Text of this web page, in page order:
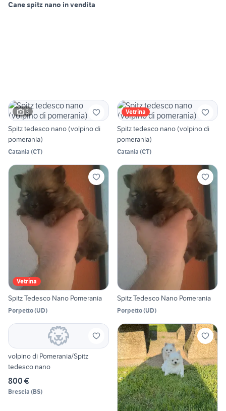
Cane spitz nano in vendita
3
Spitz tedesco nano (volpino di
pomerania)
Catania (CT)
Vetrina
Spitz tedesco nano (volpino di
pomerania)
Catania (CT)
Vetrina
Spitz Tedesco Nano Pomerania
Porpetto(UD)
Spitz Tedesco Nano Pomerania
Porpetto(UD)
volpino di Pomerania/Spitz
tedesco nano
800 €
Brescia (BS)